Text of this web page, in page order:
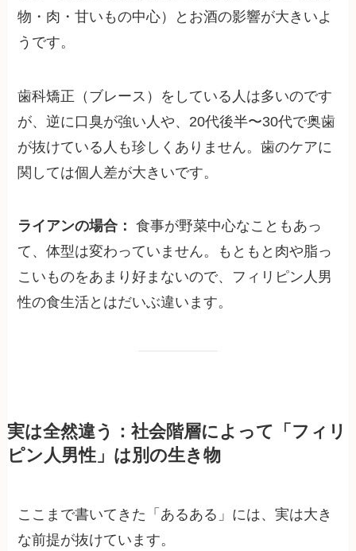
物・肉・甘いもの中心）とお酒の影響が大きいよ
うです。
歯科矯正（ブレース）をしている人は多いのです
が、逆に口臭が強い人や、20代後半〜30代で奥歯
が抜けている人も珍しくありません。歯のケアに
関しては個人差が大きいです。
ライアンの場合： 食事が野菜中心なこともあっ
て、体型は変わっていません。もともと肉や脂っ
こいものをあまり好まないので、フィリピン人男
性の食生活とはだいぶ違います。
実は全然違う：社会階層によって「フィリ
ピン人男性」は別の生き物
ここまで書いてきた「あるある」には、実は大き
な前提が抜けています。